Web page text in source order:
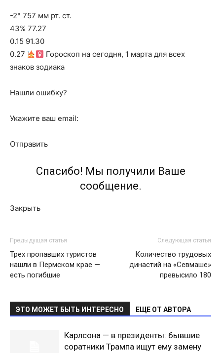
-2° 757 мм рт. ст.
43% 77.27
0.15 91.30
0.27
Гороскоп на сегодня, 1 марта для всех
знаков зодиака
Нашли ошибку?
Укажите ваш email:
Отправить
Спасибо! Мы получили Ваше
сообщение.
Закрыть
Предыдущая статья
Трех пропавших туристов
нашли в Пермском крае —
есть погибшие
Следующая статья
Количество трудовых
династий на «Севмаше»
превысило 180
ЭТО МОЖЕТ БЫТЬ ИНТЕРЕСНО ЕЩЕ ОТ АВТОРА
Карлсона — в президенты: бывшие
соратники Трампа ищут ему замену